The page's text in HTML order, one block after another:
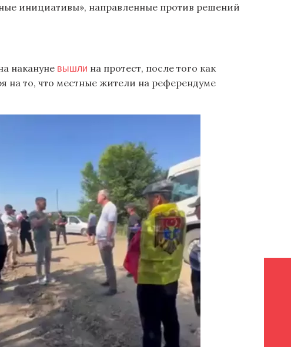
инициативы», направленные против решений
накануне вышли на протест, после того как
на то, что местные жители на референдуме